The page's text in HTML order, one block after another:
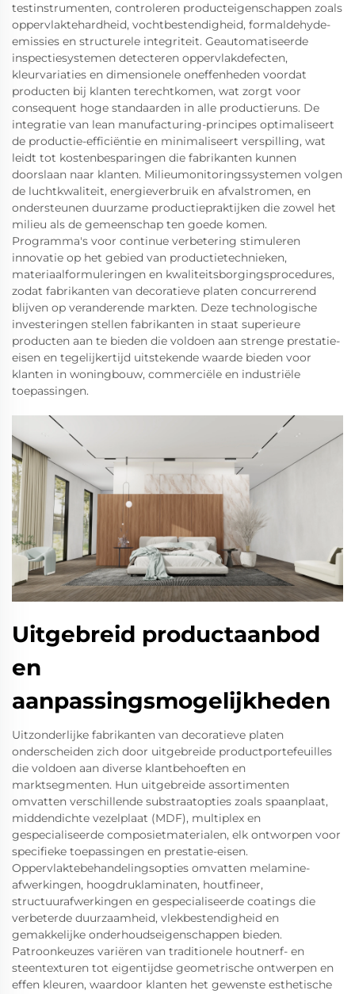
testinstrumenten, controleren producteigenschappen zoals
oppervlaktehardheid, vochtbestendigheid, formaldehyde-
emissies en structurele integriteit. Geautomatiseerde
inspectiesystemen detecteren oppervlakdefecten,
kleurvariaties en dimensionele oneffenheden voordat
producten bij klanten terechtkomen, wat zorgt voor
consequent hoge standaarden in alle productieruns. De
integratie van lean manufacturing-principes optimaliseert
de productie-efficiëntie en minimaliseert verspilling, wat
leidt tot kostenbesparingen die fabrikanten kunnen
doorslaan naar klanten. Milieumonitoringssystemen volgen
de luchtkwaliteit, energieverbruik en afvalstromen, en
ondersteunen duurzame productiepraktijken die zowel het
milieu als de gemeenschap ten goede komen.
Programma's voor continue verbetering stimuleren
innovatie op het gebied van productietechnieken,
materiaalformuleringen en kwaliteitsborgingsprocedures,
zodat fabrikanten van decoratieve platen concurrerend
blijven op veranderende markten. Deze technologische
investeringen stellen fabrikanten in staat superieure
producten aan te bieden die voldoen aan strenge prestatie-
eisen en tegelijkertijd uitstekende waarde bieden voor
klanten in woningbouw, commerciële en industriële
toepassingen.
Uitgebreid productaanbod
en
aanpassingsmogelijkheden
Uitzonderlijke fabrikanten van decoratieve platen
onderscheiden zich door uitgebreide productportefeuilles
die voldoen aan diverse klantbehoeften en
marktsegmenten. Hun uitgebreide assortimenten
omvatten verschillende substraatopties zoals spaanplaat,
middendichte vezelplaat (MDF), multiplex en
gespecialiseerde composietmaterialen, elk ontworpen voor
specifieke toepassingen en prestatie-eisen.
Oppervlaktebehandelingsopties omvatten melamine-
afwerkingen, hoogdruklaminaten, houtfineer,
structuurafwerkingen en gespecialiseerde coatings die
verbeterde duurzaamheid, vlekbestendigheid en
gemakkelijke onderhoudseigenschappen bieden.
Patroonkeuzes variëren van traditionele houtnerf- en
steentexturen tot eigentijdse geometrische ontwerpen en
effen kleuren, waardoor klanten het gewenste esthetische